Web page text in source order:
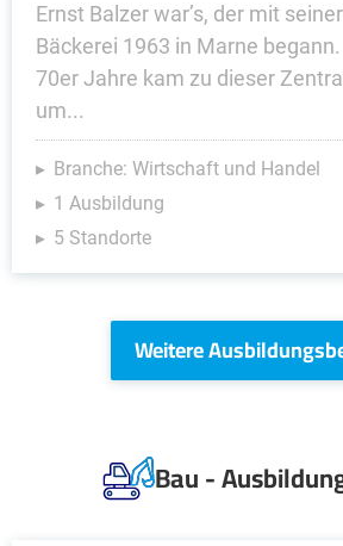
Ernst Balzer war’s, der mit
Bäckerei 1963 in Marne
70er Jahre kam zu dieser
um...
Branche: Wirtschaft und Handel
1 Ausbildung
5 Standorte
Weitere
Bau -